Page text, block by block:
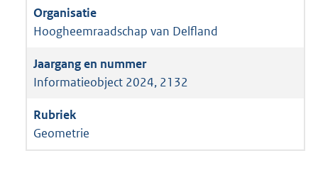
Hoogheemraadschap van Delfland
Informatieobject 2024, 2132
Geometrie